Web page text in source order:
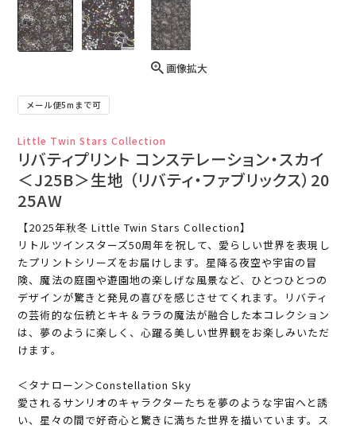
画像拡大
メール便5mまで可
Little Twin Stars Collection
リバティプリント コンステレーション・スカイ
＜J25B＞生地 （リバティ・ファブリックス）20
25AW
【2025年秋冬 Little Twin Stars Collection】
リトルツインスターズ50周年を祝して、愛らしい世界を表現し
たプリントシリーズをお届けします。星降る夜空や宇宙の冒
険、魔法の庭園や遊園地の楽しげな風景など、ひとつひとつの
デザインが驚きと発見の喜びを感じさせてくれます。リバティ
の芸術的な伝統とキキ＆ララの魔法が融合した本コレクション
は、夢のように楽しく、心躍る美しい世界観をお楽しみいただ
けます。
＜タナローン＞Constellation Sky
愛されるサンリオのキャラクターたちを夢のような宇宙へと誘
い、星々の間で好奇心と驚きに満ちた世界を描いています。ス